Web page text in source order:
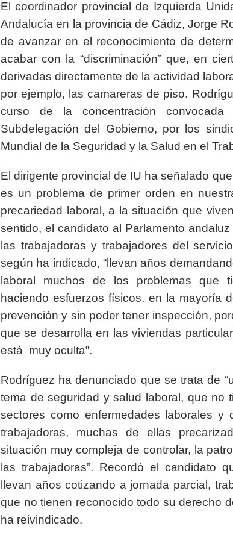
El coordinador provincial de Izquierda
Andalucía en la provincia de Cádiz, Jorge
de avanzar en el reconocimiento de
acabar con la “discriminación” que, en
derivadas directamente de la actividad
por ejemplo, las camareras de piso.
curso de la concentración
Subdelegación del Gobierno, por los
Mundial de la Seguridad y la Salud en el
El dirigente provincial de IU ha señalado
es un problema de primer orden en
precariedad laboral, a la situación que
sentido, el candidato al Parlamento
las trabajadoras y trabajadores del
según ha indicado, “llevan años
laboral muchos de los problemas que
haciendo esfuerzos físicos, en la mayoría
prevención y sin poder tener inspección,
que se desarrolla en las viviendas
está muy oculta”.
Rodríguez ha denunciado que se trata de
tema de seguridad y salud laboral, que no
sectores como enfermedades laborales
trabajadoras, muchas de ellas
situación muy compleja de controlar, la
las trabajadoras”. Recordó el candidato
llevan años cotizando a jornada parcial,
que no tienen reconocido todo su derecho
ha reivindicado.